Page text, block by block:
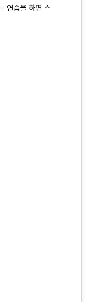
연습을 하면 스